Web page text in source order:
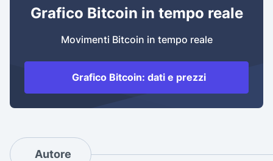
Grafico Bitcoin in tempo reale
Movimenti Bitcoin in tempo reale
Grafico Bitcoin: dati e prezzi
Autore